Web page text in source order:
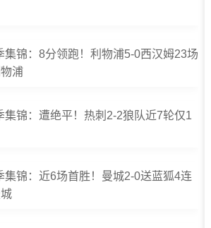
集锦：8分领跑！利物浦5-0西汉姆23场
浦
集锦：遭绝平！热刺2-2狼队近7轮仅1
集锦：近6场首胜！曼城2-0送蓝狐4连